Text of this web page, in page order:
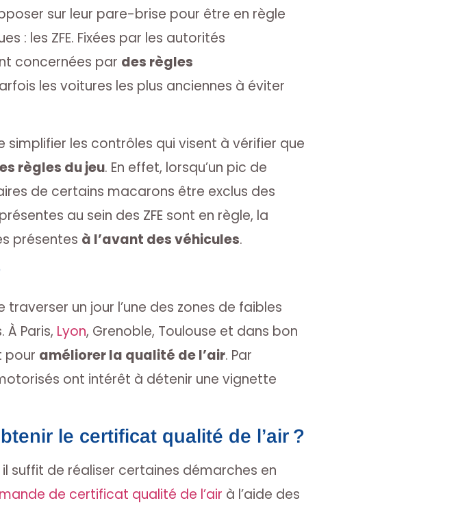
sur leur pare-brise pour être en règle
: les ZFE. Fixées par les autorités
concernées par des règles
les voitures les plus anciennes à éviter
les contrôles qui visent à vérifier que
règles du jeu. En effet, lorsqu’un pic de
de certains macarons être exclus des
au sein des ZFE sont en règle, la
présentes à l’avant des véhicules.
un jour l’une des zones de faibles
Paris, Lyon, Grenoble, Toulouse et dans bon
pour améliorer la qualité de l’air. Par
ont intérêt à détenir une vignette
le certificat qualité de l’air ?
suffit de réaliser certaines démarches en
de certificat qualité de l’air à l’aide des